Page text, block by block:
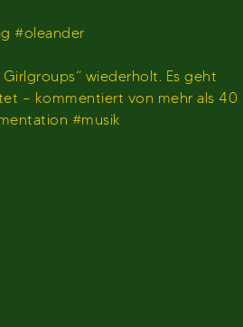
#oleander
wiederholt. Es geht
– kommentiert von mehr als 40
#musik